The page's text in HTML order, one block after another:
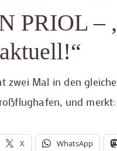
PRIOL –
zwei Mal in den
und
X WhatsApp